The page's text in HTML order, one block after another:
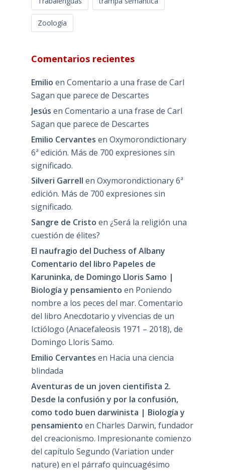
Zoología
Comentarios recientes
Emilio en Comentario a una frase de Carl
Sagan que parece de Descartes
Jesús en Comentario a una frase de Carl
Sagan que parece de Descartes
Emilio Cervantes en Oxymorondictionary
6ª edición. Más de 700 expresiones sin
significado.
Silveri Garrell en Oxymorondictionary 6ª
edición. Más de 700 expresiones sin
significado.
Sangre de Cristo en ¿Será la religión una
cuestión de élites?
El naufragio del Duchess of Albany
Comentario del libro Papeles de
Karuninka, de Domingo Lloris Samo |
Biología y pensamiento en Poniendo
nombre a los peces del mar. Comentario
del libro Anecdotario y vivencias de un
Ictiólogo (Anacefaleosis 1971 – 2018), de
Domingo Lloris Samo.
Emilio Cervantes en Hacia una ciencia
blindada
Aventuras de un joven cientifista 2.
Desde la confusión y por la confusión,
como todo buen darwinista | Biología y
pensamiento en Charles Darwin, fundador
del creacionismo. Impresionante comienzo
del capítulo Segundo (Variation under
nature) en el párrafo quincuagésimo